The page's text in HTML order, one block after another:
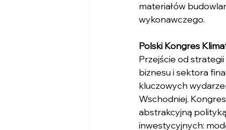
materiałów
wykonawczego.
Polski Kongres
Przejście od
biznesu i sektora
kluczowych
Wschodniej.
abstrakcyjną
inwestycyjnych: